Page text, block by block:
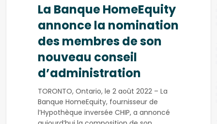
La Banque HomeEquity
annonce la nomination
des membres de son
nouveau conseil
d’administration
TORONTO, Ontario, le 2 août 2022 – La
Banque HomeEquity, fournisseur de
l’Hypothèque inversée CHIP, a annoncé